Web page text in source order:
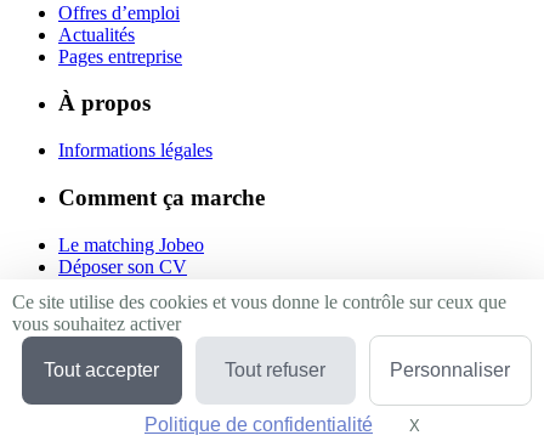
Offres d’emploi
Actualités
Pages entreprise
À propos
Informations légales
Comment ça marche
Le matching Jobeo
Déposer son CV
Suivez-nous
Linkedin
Facebook
Twitter
Ce site utilise des cookies et vous donne le contrôle sur ceux que
vous souhaitez activer
Tout accepter Tout refuser Personnaliser
Politique de confidentialité X